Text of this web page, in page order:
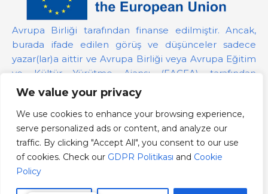
We value your privacy
We use cookies to enhance your browsing experience,
serve personalized ads or content, and analyze our
traffic. By clicking "Accept All", you consent to our use
of cookies. Check our GDPR Politikası and Cookie
Policy
Avrupa Birliği tarafından finanse edilmiştir. Ancak,
burada ifade edilen görüş ve düşünceler sadece
yazar(lar)a aittir ve Avrupa Birliği veya Avrupa Eğitim
ve Kültür Yürütme Ajansı (EACEA) tarafından
desteklenmeyebilir. Avrupa Birliği veya bağış
sağlayan yetkili bu görüşlerden sorumlu tutulamaz.
Proje Numarası: 101139879
GDPR Politikası
Cookie Policy